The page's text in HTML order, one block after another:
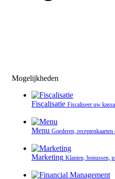
Mogelijkheden
Fiscalisatie Fiscaliseer uw
Menu Goederen,
Marketing Klanten, bonussen,